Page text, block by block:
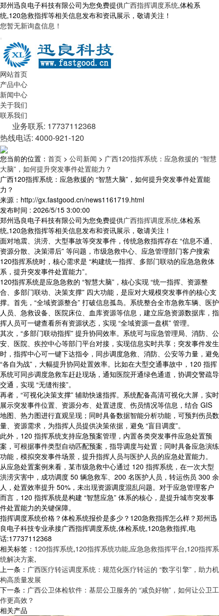
郑州迅良电子科技有限公司为您免费提供广西指挥调度系统,体检系
统,120急救指挥等相关信息发布和资讯展示，敬请关注！
您暂无新询盘信息！
网站首页
产品中心
新闻中心
关于我们
联系我们
业务联系: 17737112368
热线电话: 4000-921-120
您当前的位置： 首页 > 公司新闻 > 广西120指挥系统：应急救援的 “智慧
大脑”，如何提升突发事件处置能力？
广西120指挥系统：应急救援的 “智慧大脑”，如何提升突发事件处置能
力？
来源：http://gx.fastgood.cn/news1161719.html
发布时间 : 2026/5/15 3:00:00
郑州迅良电子科技有限公司为您免费提供广西指挥调度系统,体检系
统,120急救指挥等相关信息发布和资讯展示，敬请关注！
面对地震、洪涝、大型事故等突发事件，传统急救指挥存在 “信息不通、
资源分散、决策滞后” 等问题，市级急救中心、应急管理部门客户搜索
120指挥系统时，核心需求是 “构建统一指挥、多部门联动的应急急救体
系，提升突发事件处置能力”。
120指挥系统是应急急救的 “智慧大脑”，核心实现 “统一指挥、资源整
合、多部门联动、决策支撑” 四大功能，是应对大规模突发事件的核心支
撑。首先，“全域资源整合” 打破信息孤岛。系统整合全市急救车辆、医护
人员、急救设备、医院床位、血库资源等信息，建立应急资源数据库，指
挥人员可一键查看所有资源状态，实现 “全域资源一盘棋” 管理。
其次，“多部门联动指挥” 提升协同效率。系统可与应急管理局、消防、公
安、医院、疾控中心等部门平台对接，实现信息实时共享；突发事件发生
时，指挥中心可一键下达指令，同步调度急救、消防、公安等力量，避免
“各自为战”，大幅提升协同处置效率。比如在大型交通事故中，120 指挥
系统可同步调度急救车赶赴现场，通知医院开通绿色通道，协调交警疏导
交通，实现 “无缝衔接”。
再者，“可视化决策支撑” 辅助快速指挥。系统配备高清可视化大屏，实时
展示突发事件位置、资源分布、处置进度、伤员情况等信息，结合 GIS
地图、热力图进行直观呈现；同时具备数据智能分析功能，可预判伤员数
量、资源需求，为指挥人员提供决策依据，避免 “盲目调度”。
此外，120 指挥系统支持应急预案管理，内置各类突发事件应急处置预
案，可根据事件类型自动匹配预案，指导调度与处置；同时具备应急演练
功能，模拟突发事件场景，提升指挥人员与医护人员的应急处置能力。
从应急处置案例来看，某市级急救中心通过 120 指挥系统，在一次大型
洪涝灾害中，成功调度 50 辆急救车、200 名医护人员，转运伤员 300 余
人，处置效率提升 50%，未出现资源调度混乱问题。对于应急管理客户
而言，120 指挥系统是构建 “智慧应急” 体系的核心，是提升城市突发事
件处置能力的关键保障。
指挥调度系统价格？体检系统报价是多少？120急救指挥怎么样？郑州迅
良电子科技专业承接广西指挥调度系统,体检系统,120急救指挥,电
话:17737112368
相关标签： 120指挥系统,120指挥系统功能,应急急救指挥平台,120指挥系
统解决方案,
上一条： 广西医疗转运调度系统：规范化医疗转运的 “数字引擎”，助力机
构高质量发展
下一条： 广西公卫体检软件：基层公卫服务的 “减负好物”，如何让公卫工
作更高效？
相关产品